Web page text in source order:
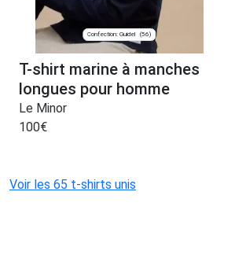
Confection: Guidel (56)
T-shirt marine à manches
longues pour homme
Le Minor
100€
Voir les 65 t-shirts unis